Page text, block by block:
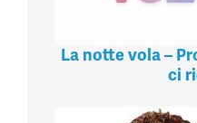
La notte vola –
ci